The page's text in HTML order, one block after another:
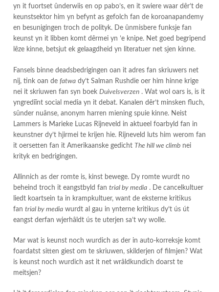
yn it fuortset ûnderwiis en op pabo’s, en it swiere waar dêr’t de
keunstsektor him yn befynt as gefolch fan de koroanapandemy
en besunigingen troch de polityk. De ûnmisbere funksje fan
keunst yn it libben komt dêrmei yn ’e knipe. Net goed begripend
lêze kinne, betsjut ek gelaagdheid yn literatuer net sjen kinne.
Fansels binne deadsbedrigingen oan it adres fan skriuwers net
nij, tink oan de fatwa dy’t Salman Rushdie oer him hinne krige
nei it skriuwen fan syn boek Duivelsverzen . Wat wol oars is, is it
yngrediïnt social media yn it debat. Kanalen dêr’t minsken fluch,
sûnder nuânse, anonym harren miening spuie kinne. Neist
Lammers is Marieke Lucas Rijneveld in aktueel foarbyld fan in
keunstner dy’t hjirmei te krijen hie. Rijneveld luts him werom fan
it oersetten fan it Amerikaanske gedicht The hill we climb nei
krityk en bedrigingen.
Allinnich as der romte is, kinst bewege. Dy romte wurdt no
beheind troch it eangstbyld fan trial by media . De cancelkultuer
liedt koartsein ta in krampkultuer, want de eksterne kritikus
fan trial by media wurdt al gau in ynterne kritikus dy’t ús út
eangst derfan wjerhâldt ús te uterjen sa’t wy wolle.
Mar wat is keunst noch wurdich as der in auto-korreksje komt
foardatst sitten giest om te skriuwen, skilderjen of filmjen? Wat
is keunst noch wurdich ast it net wrâldkundich doarst te
meitsjen?